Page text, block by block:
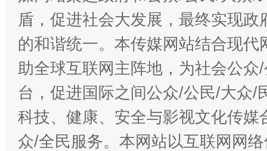
盾，促进社会大发展，最终实现
的和谐统一。本传媒网站结合现
助全球互联网主阵地，为社会公
台，促进国际之间公众/公民/大众/
科技、健康、安全与影视文化传
众/全民服务。本网站以互联网网